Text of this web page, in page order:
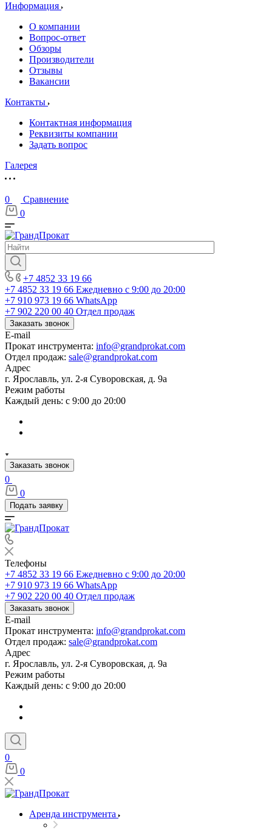
Информация
О компании
Вопрос-ответ
Обзоры
Производители
Отзывы
Вакансии
Контакты
Контактная информация
Реквизиты компании
Задать вопрос
Галерея
0
Сравнение
0
+7 4852 33 19 66
+7 4852 33 19 66 Ежедневно с 9:00 до 20:00
+7 910 973 19 66 WhatsApp
+7 902 220 00 40 Отдел продаж
Заказать звонок
E-mail
Прокат инструмента: info@grandprokat.com
Отдел продаж: sale@grandprokat.com
Адрес
г. Ярославль, ул. 2-я Суворовская, д. 9а
Режим работы
Каждый день: с 9:00 до 20:00
Заказать звонок
0
0
Подать заявку
Телефоны
+7 4852 33 19 66 Ежедневно с 9:00 до 20:00
+7 910 973 19 66 WhatsApp
+7 902 220 00 40 Отдел продаж
Заказать звонок
E-mail
Прокат инструмента: info@grandprokat.com
Отдел продаж: sale@grandprokat.com
Адрес
г. Ярославль, ул. 2-я Суворовская, д. 9а
Режим работы
Каждый день: с 9:00 до 20:00
0
0
Аренда инструмента